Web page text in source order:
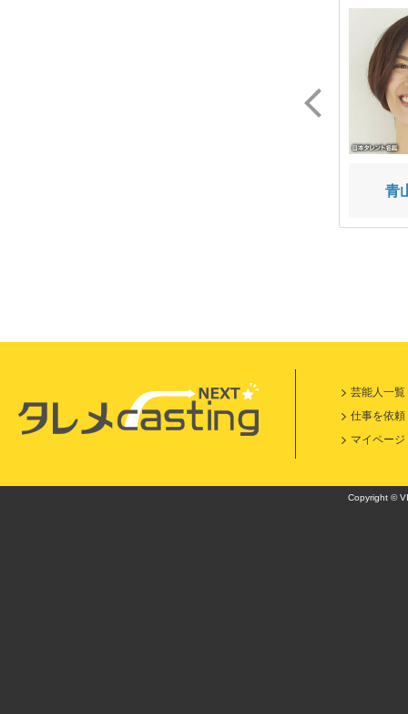
青
芸能人一覧
仕事を依頼
マイページ
Copyright ©